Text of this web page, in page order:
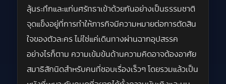
ลุ้นระทึกและแก่นศรัทธาเข้าด้วยกันอย่างเป็นธรรมชาติ
จุดแข็งอยู่ที่การทำให้ภารกิจมีความหมายต่อการตัดสิน
ใจของตัวละคร ไม่ใช่แค่เดินทางผ่านฉากอุปสรรค
อย่างไรก็ตาม ความเข้มข้นด้านความคิดอาจต้องอาศัย
สมาธิสักนิดสำหรับคนที่ชอบเรื่องเร็วๆ โดยรวมแล้วเป็น